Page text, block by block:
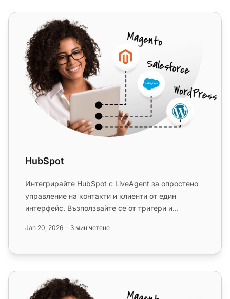
HubSpot
HubSpot
Интегрирайте HubSpot с LiveAgent за опростено
управление на контакти и клиенти от един
интерфейс. Възползвайте се от тригери и
Jan 20, 2026 3 мин четене
Agile CRM